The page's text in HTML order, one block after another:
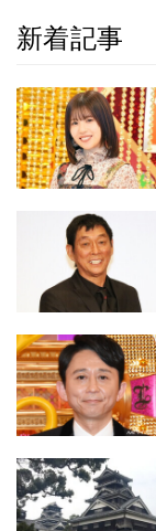
新着記事